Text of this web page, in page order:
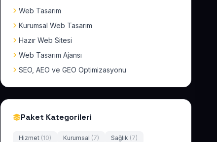
Web Tasarım
Kurumsal Web Tasarım
Hazır Web Sitesi
Web Tasarım Ajansı
SEO, AEO ve GEO Optimizasyonu
Paket Kategorileri
Hizmet (10) Kurumsal (7) Sağlık (7)